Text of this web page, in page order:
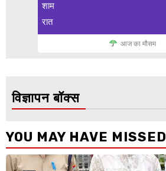
शाम
रात
आज का मौसम
विज्ञापन बॉक्स
YOU MAY HAVE MISSED